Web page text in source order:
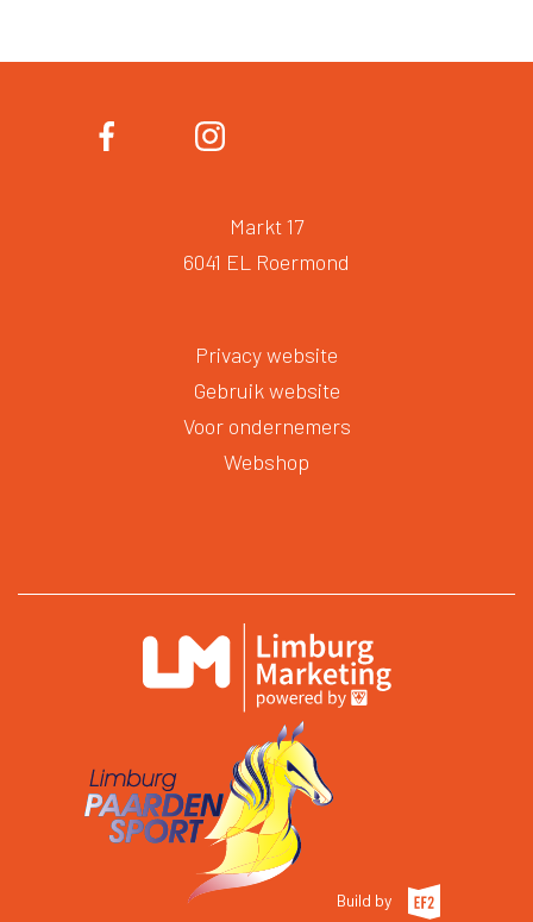
Markt 17
6041 EL Roermond
Privacy website
Gebruik website
Voor ondernemers
Webshop
Build by